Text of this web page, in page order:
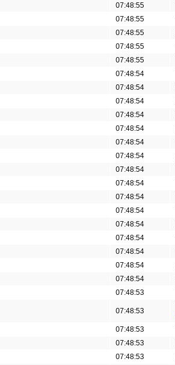
07:48:55
07:48:55
07:48:55
07:48:55
07:48:55
07:48:54
07:48:54
07:48:54
07:48:54
07:48:54
07:48:54
07:48:54
07:48:54
07:48:54
07:48:54
07:48:54
07:48:54
07:48:54
07:48:54
07:48:54
07:48:54
07:48:53
07:48:53
07:48:53
07:48:53
07:48:53